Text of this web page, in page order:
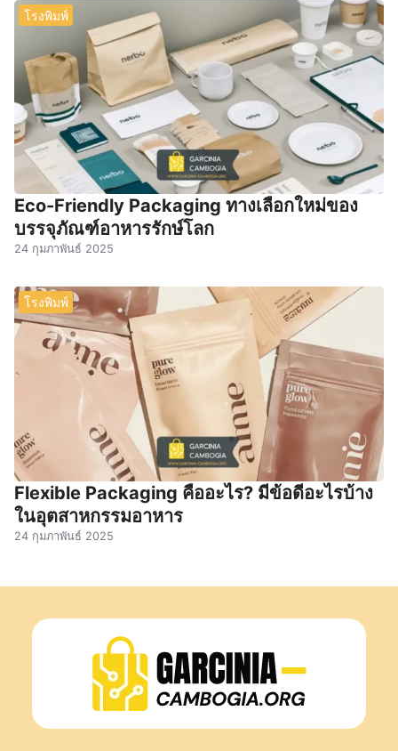
โรงพิมพ์
Eco-Friendly Packaging ทางเลือกใหม่ของ
บรรจุภัณฑ์อาหารรักษ์โลก
24 กุมภาพันธ์ 2025
โรงพิมพ์
Flexible Packaging คืออะไร? มีข้อดีอะไรบ้าง
ในอุตสาหกรรมอาหาร
24 กุมภาพันธ์ 2025